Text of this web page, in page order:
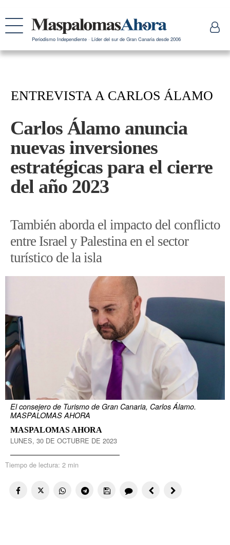
Periodismo Independiente · Líder del sur de Gran Canaria desde 2006
ENTREVISTA A CARLOS ÁLAMO
Carlos Álamo anuncia
nuevas inversiones
estratégicas para el cierre
del año 2023
También aborda el impacto del conflicto
entre Israel y Palestina en el sector
turístico de la isla
El consejero de Turismo de Gran Canaria, Carlos Álamo.
MASPALOMAS AHORA
MASPALOMAS AHORA
LUNES, 30 DE OCTUBRE DE 2023
Tiempo de lectura: 2 min